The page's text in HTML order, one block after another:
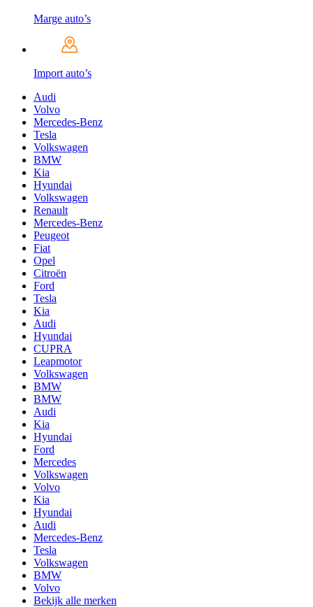
Marge auto’s
Import auto’s
Audi
Volvo
Mercedes-Benz
Tesla
Volkswagen
BMW
Kia
Hyundai
Volkswagen
Renault
Mercedes-Benz
Peugeot
Fiat
Opel
Citroën
Ford
Tesla
Kia
Audi
Hyundai
CUPRA
Leapmotor
Volkswagen
BMW
BMW
Audi
Kia
Hyundai
Ford
Mercedes
Volkswagen
Volvo
Kia
Hyundai
Audi
Mercedes-Benz
Tesla
Volkswagen
BMW
Volvo
Bekijk alle merken